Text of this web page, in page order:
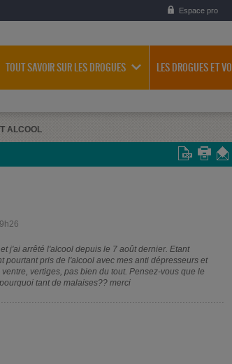
Espace pro
TOUT SAVOIR SUR LES DROGUES LES DROGUES ET
ALCOOL
j'ai arrêté l'alcool depuis le 7 août dernier. Etant
pris de l'alcool avec mes anti dépresseurs et
vertiges, pas bien du tout. Pensez-vous que le
tant de malaises?? merci